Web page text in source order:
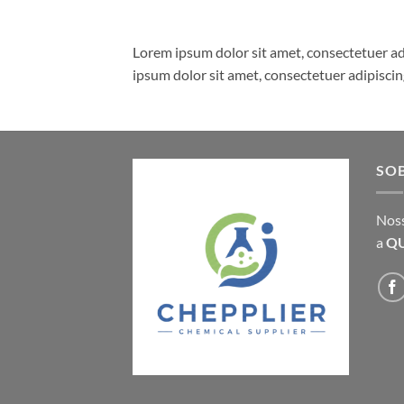
Lorem ipsum dolor sit amet, consectetuer
ipsum dolor sit amet, consectetuer
a